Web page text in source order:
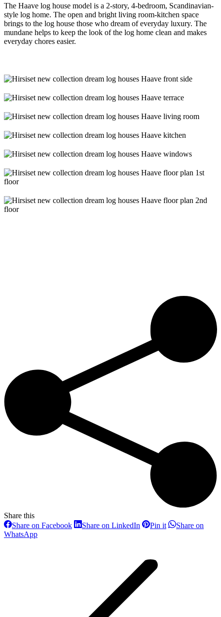
The Haave log house model is a 2-story, 4-bedroom, Scandinavian-
style log home. The open and bright living room-kitchen space
brings to the log house those who dream of everyday luxury. The
mundane helps to keep the look of the log home clean and makes
everyday chores easier.
Share this
Share on FacebookShareShare on LinkedIn SharePin itShareShare on
WhatsAppShare